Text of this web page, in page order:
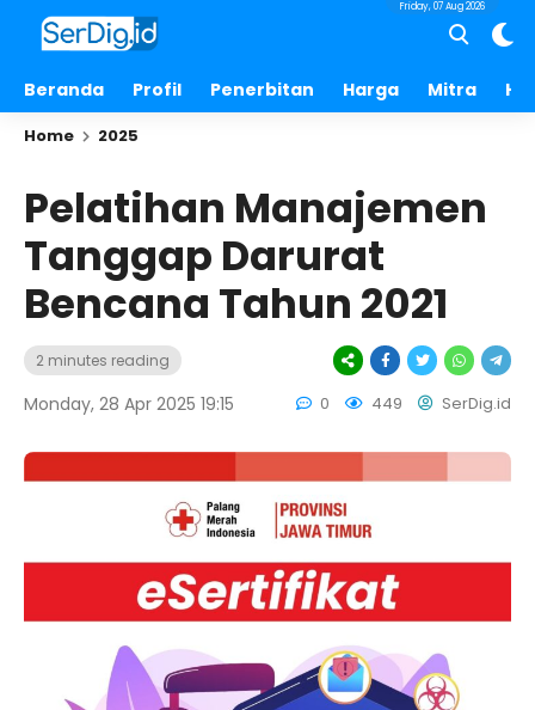
Beranda Profil Penerbitan Harga Mitra
Friday, 07 Aug 2026
Home 2025
Pelatihan Manajemen
Tanggap Darurat
Bencana Tahun 2021
2 minutes reading
Monday, 28 Apr 2025 19:15 0 449 SerDig.id